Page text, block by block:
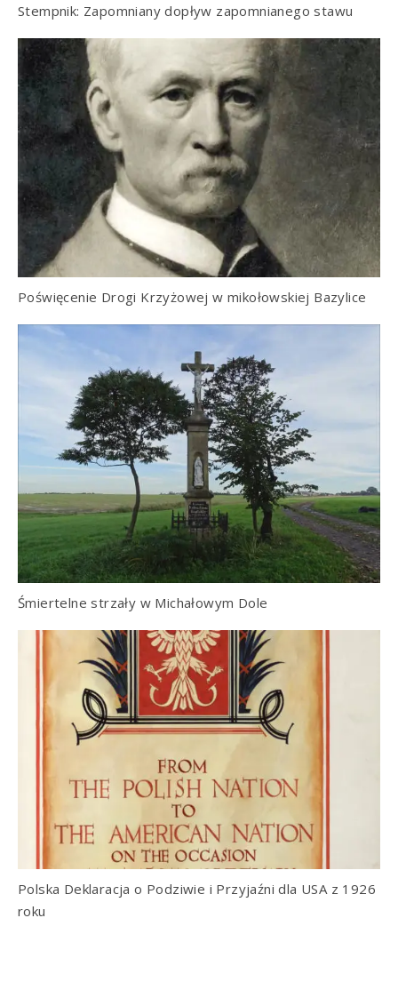
Stempnik: Zapomniany dopływ zapomnianego stawu
Poświęcenie Drogi Krzyżowej w mikołowskiej Bazylice
Śmiertelne strzały w Michałowym Dole
Polska Deklaracja o Podziwie i Przyjaźni dla USA z 1926
roku